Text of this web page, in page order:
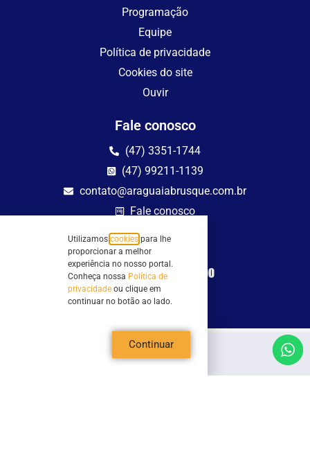
Programação
Equipe
Política de privacidade
Cookies do site
Ouvir
Fale conosco
(47) 3351-1744
(47) 99211-1139
contato@araguaiabrusque.com.br
Fale conosco
Site seguro
Todos os direitos reservados - Sociedade Rádio Araguaia de Brusque Ltda -
CNPJ 82.983.230/0001-82
Mathilde Hoffmann, 66 - Centro II, Brusque, SC - 88353-120 - Centro Comercial
Utilizamos cookies para lhe
proporcionar a melhor
experiência no nosso portal.
Conheça nossa Política de
privacidade ou clique em
continuar no botão ao lado.
Continuar